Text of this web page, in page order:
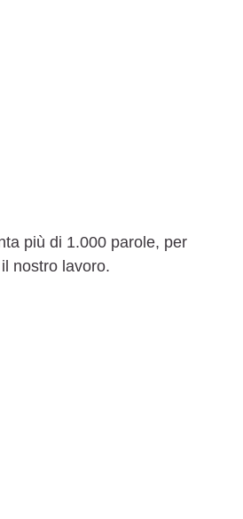
più di 1.000 parole, per
nostro lavoro.